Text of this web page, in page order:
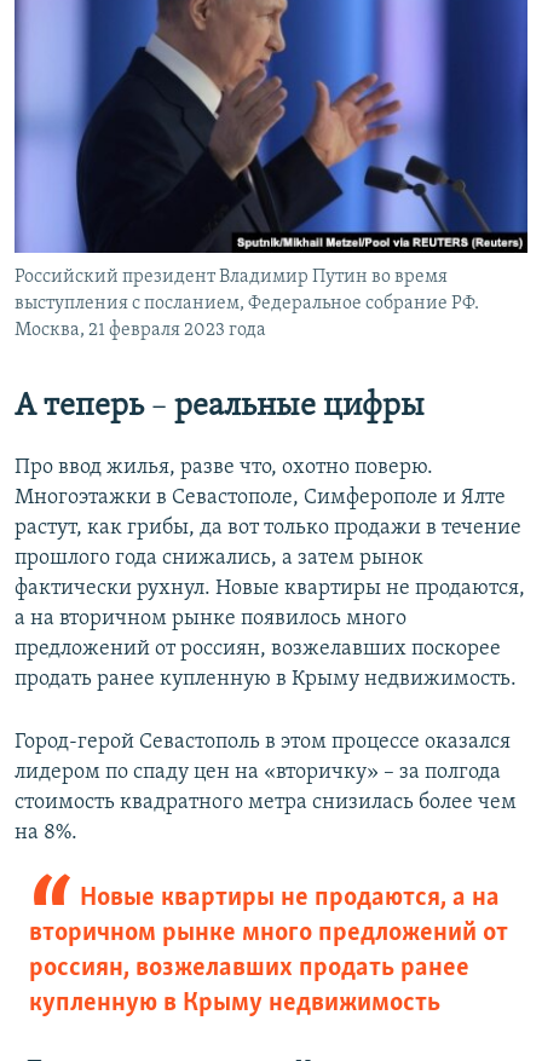
Российский президент Владимир Путин во время
выступления с посланием, Федеральное собрание РФ.
Москва, 21 февраля 2023 года
А теперь – реальные цифры
Про ввод жилья, разве что, охотно поверю.
Многоэтажки в Севастополе, Симферополе и Ялте
растут, как грибы, да вот только продажи в течение
прошлого года снижались, а затем рынок
фактически рухнул. Новые квартиры не продаются,
а на вторичном рынке появилось много
предложений от россиян, возжелавших поскорее
продать ранее купленную в Крыму недвижимость.
Город-герой Севастополь в этом процессе оказался
лидером по спаду цен на «вторичку» – за полгода
стоимость квадратного метра снизилась более чем
на 8%.
Новые квартиры не продаются, а на
вторичном рынке много предложений от
россиян, возжелавших продать ранее
купленную в Крыму недвижимость